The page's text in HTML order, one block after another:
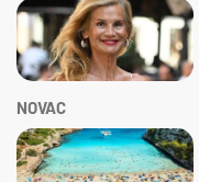
NOVAC